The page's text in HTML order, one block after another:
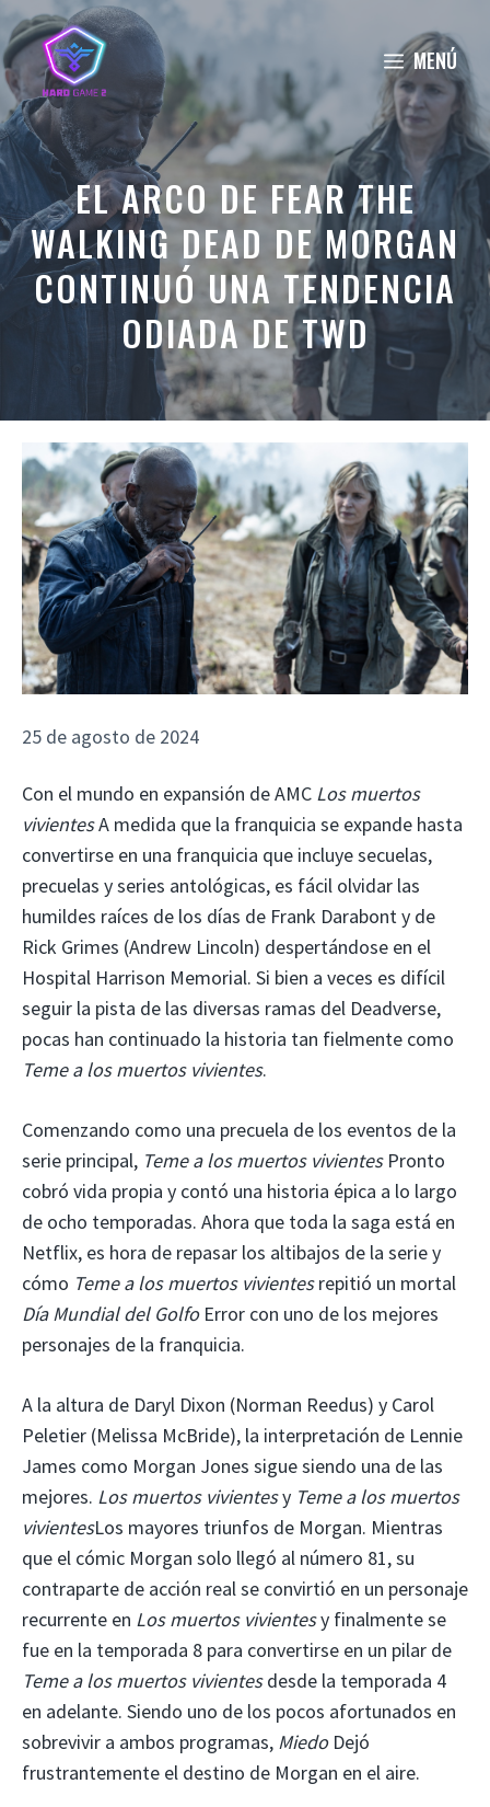
Saltar
al
contenido
MENÚ
EL ARCO DE FEAR THE
WALKING DEAD DE MORGAN
CONTINUÓ UNA TENDENCIA
ODIADA DE TWD
25 de agosto de 2024
Con el mundo en expansión de AMC Los muertos
vivientesA medida que la franquicia se expande hasta
convertirse en una franquicia que incluye secuelas,
precuelas y series antológicas, es fácil olvidar las
humildes raíces de los días de Frank Darabont y de
Rick Grimes (Andrew Lincoln) despertándose en el
Hospital Harrison Memorial. Si bien a veces es difícil
seguir la pista de las diversas ramas del Deadverse,
pocas han continuado la historia tan fielmente como
Teme a los muertos vivientes.
Comenzando como una precuela de los eventos de la
serie principal, Teme a los muertos vivientesPronto
cobró vida propia y contó una historia épica a lo largo
de ocho temporadas. Ahora que toda la saga está en
Netflix, es hora de repasar los altibajos de la serie y
cómo Teme a los muertos vivientesrepitió un mortal
Día Mundial del GolfoError con uno de los mejores
personajes de la franquicia.
A la altura de Daryl Dixon (Norman Reedus) y Carol
Peletier (Melissa McBride), la interpretación de Lennie
James como Morgan Jones sigue siendo una de las
mejores. Los muertos vivientesy Teme a los muertos
vivientesLos mayores triunfos de Morgan. Mientras
que el cómic Morgan solo llegó al número 81, su
contraparte de acción real se convirtió en un personaje
recurrente en Los muertos vivientesy finalmente se
fue en la temporada 8 para convertirse en un pilar de
Teme a los muertos vivientesdesde la temporada 4
en adelante. Siendo uno de los pocos afortunados en
sobrevivir a ambos programas, MiedoDejó
frustrantemente el destino de Morgan en el aire.